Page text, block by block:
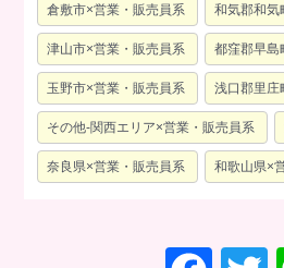
倉敷市×営業・販売員系 和気郡和気
津山市×営業・販売員系 都窪郡早島
玉野市×営業・販売員系 浅口郡里庄
その他-関西エリア×営業・販売員系
奈良県×営業・販売員系 和歌山県×